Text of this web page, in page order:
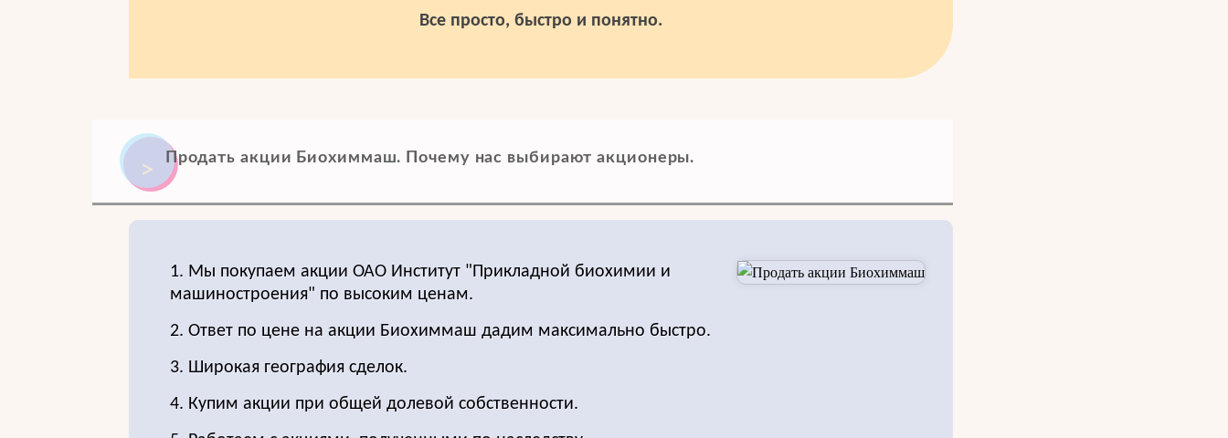
Все просто, быстро и понятно.
Продать акции Биохиммаш. Почему нас выбирают акционеры.
1. Мы покупаем акции ОАО Институт "Прикладной биохимии и
машиностроения" по высоким ценам.
2. Ответ по цене на акции Биохиммаш дадим максимально быстро.
3. Широкая география сделок.
4. Купим акции при общей долевой собственности.